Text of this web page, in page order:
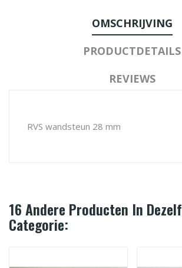
OMSCHRIJVING
PRODUCTDETAILS
REVIEWS
RVS wandsteun 28 mm
16 Andere Producten In
Categorie: